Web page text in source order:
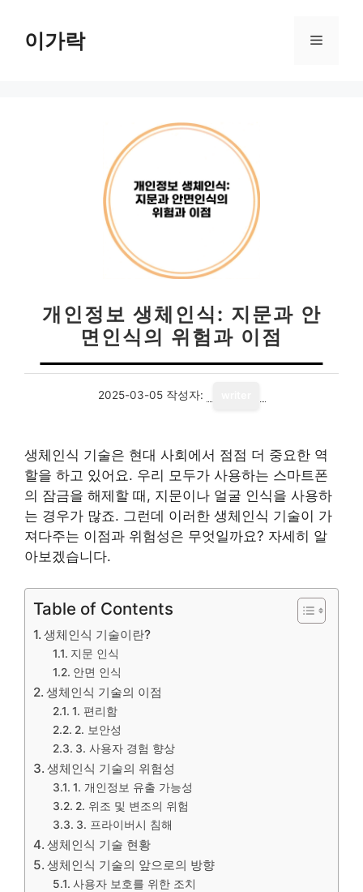
이가락 메
개인정보 생체인식: 지문과 안
면인식의 위험과 이점
2025-03-05 작성자:
생체인식 기술은 현대 사회에서 점점 더 중요한 역
할을 하고 있어요. 우리 모두가 사용하는 스마트폰
의 잠금을 해제할 때, 지문이나 얼굴 인식을 사용하
는 경우가 많죠. 그런데 이러한 생체인식 기술이 가
져다주는 이점과 위험성은 무엇일까요? 자세히 알
아보겠습니다.
Table of Contents
생체인식 기술이란?
지문 인식
안면 인식
생체인식 기술의 이점
1. 편리함
2. 보안성
3. 사용자 경험 향상
생체인식 기술의 위험성
1. 개인정보 유출 가능성
2. 위조 및 변조의 위험
3. 프라이버시 침해
생체인식 기술 현황
생체인식 기술의 앞으로의 방향
사용자 보호를 위한 조치